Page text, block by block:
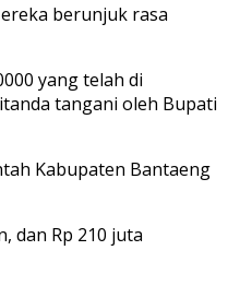
berunjuk rasa
yang telah di
tangani oleh Bupati
Kabupaten Bantaeng
dan Rp 210 juta